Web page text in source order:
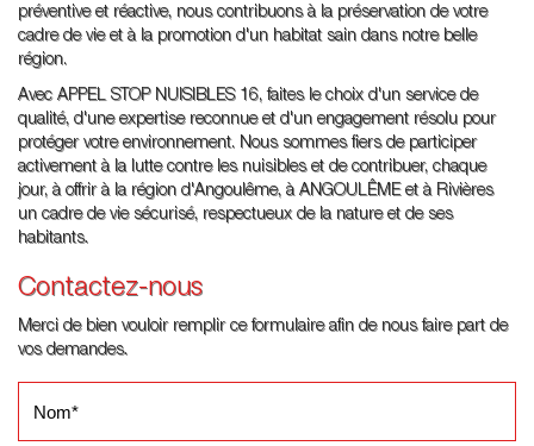
préventive et réactive, nous contribuons à la préservation de votre
cadre de vie et à la promotion d'un habitat sain dans notre belle
région.
Avec APPEL STOP NUISIBLES 16, faites le choix d'un service de
qualité, d'une expertise reconnue et d'un engagement résolu pour
protéger votre environnement. Nous sommes fiers de participer
activement à la lutte contre les nuisibles et de contribuer, chaque
jour, à offrir à la région d'Angoulême, à ANGOULÊME et à Rivières
un cadre de vie sécurisé, respectueux de la nature et de ses
habitants.
Contactez-nous
Merci de bien vouloir remplir ce formulaire afin de nous faire part de
vos demandes.